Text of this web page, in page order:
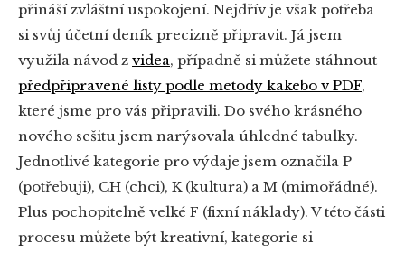
přináší zvláštní uspokojení. Nejdřív je však potřeba
si svůj účetní deník precizně připravit. Já jsem
využila návod z videa, případně si můžete stáhnout
předpřipravené listy podle metody kakebo v PDF,
které jsme pro vás připravili. Do svého krásného
nového sešitu jsem narýsovala úhledné tabulky.
Jednotlivé kategorie pro výdaje jsem označila P
(potřebuji), CH (chci), K (kultura) a M (mimořádné).
Plus pochopitelně velké F (fixní náklady). V této části
procesu můžete být kreativní, kategorie si